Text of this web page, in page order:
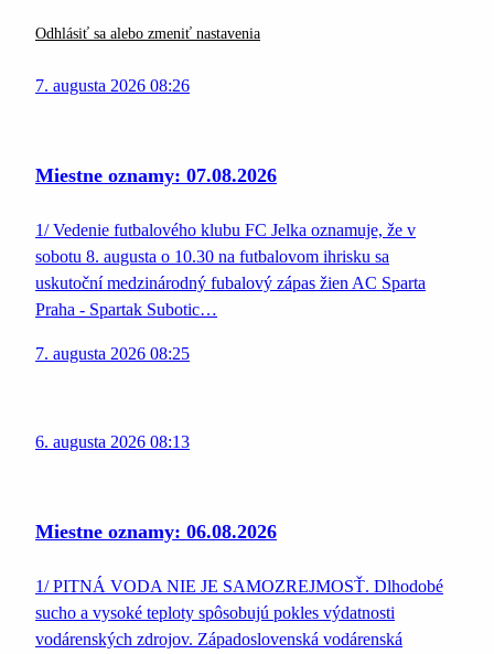
Odhlásiť sa alebo zmeniť nastavenia
7. augusta 2026 08:26
Miestne oznamy: 07.08.2026
1/ Vedenie futbalového klubu FC Jelka oznamuje, že v
sobotu 8. augusta o 10.30 na futbalovom ihrisku sa
uskutoční medzinárodný fubalový zápas žien AC Sparta
Praha - Spartak Subotic…
7. augusta 2026 08:25
6. augusta 2026 08:13
Miestne oznamy: 06.08.2026
1/ PITNÁ VODA NIE JE SAMOZREJMOSŤ. Dlhodobé
sucho a vysoké teploty spôsobujú pokles výdatnosti
vodárenských zdrojov. Západoslovenská vodárenská